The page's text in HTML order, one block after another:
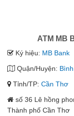
ATM MB
Ký hiệu: MB Bank
Quận/Huyện:
Tỉnh/TP: Cần Thơ
số 36 Lê hồng
Thành phố Cần Thơ